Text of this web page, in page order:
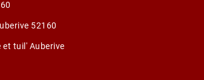
52160
et tuil' Auberive